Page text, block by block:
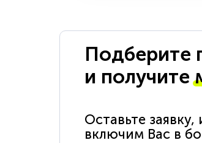
Подберите
и получите
Оставьте
включим Вас в